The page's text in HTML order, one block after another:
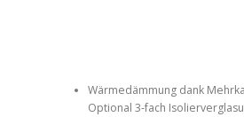
Wärmedämmung dank
Optional 3-fach